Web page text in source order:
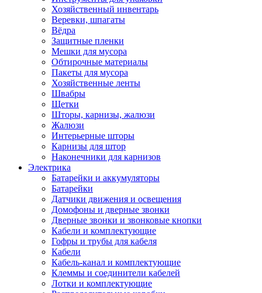
Хозяйственный инвентарь
Веревки, шпагаты
Вёдра
Защитные пленки
Мешки для мусора
Обтирочные материалы
Пакеты для мусора
Хозяйственные ленты
Швабры
Щетки
Шторы, карнизы, жалюзи
Жалюзи
Интерьерные шторы
Карнизы для штор
Наконечники для карнизов
Электрика
Батарейки и аккумуляторы
Батарейки
Датчики движения и освещения
Домофоны и дверные звонки
Дверные звонки и звонковые кнопки
Кабели и комплектующие
Гофры и трубы для кабеля
Кабели
Кабель-канал и комплектующие
Клеммы и соединители кабелей
Лотки и комплектующие